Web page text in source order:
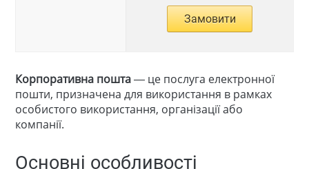
Замовити
Корпоративна пошта— це послуга електронної
пошти, призначена для використання в рамках
особистого використання, організації або
компанії.
Основні особливості